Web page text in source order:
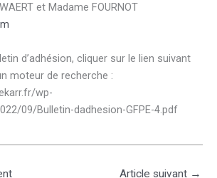
et Madame FOURNOT
d’adhésion, cliquer sur le lien suivant
moteur de recherche :
wp-
09/Bulletin-dadhesion-GFPE-4.pdf
Article suivant →